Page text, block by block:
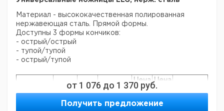
Материал - высококачественная полированная
нержавеющая сталь. Прямой формы.
Доступны 3 формы кончиков:
- острый/острый
- тупой/тупой
- острый/тупой
Тип
Длина
мм
Кол-
во в
упак.
Кат.
номер
Цена
с
НДС,
евро
Цена
с
НДС,
руб
поставки
от 1 076 до 1 370 руб.
Получить предложение